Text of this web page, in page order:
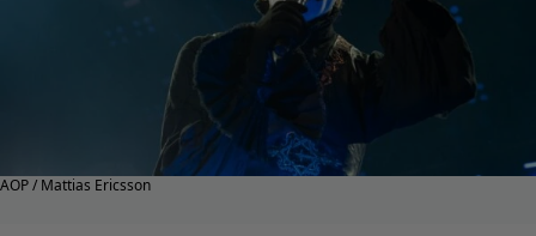
AOP / Mattias Ericsson